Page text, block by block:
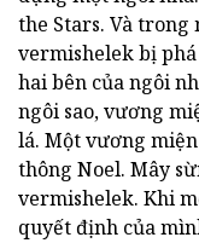
the Stars. Và
vermishelek bị phá
hai bên của ngôi
ngôi sao, vương
lá. Một vương
thông Noel. Mây
vermishelek. Khi
quyết định của